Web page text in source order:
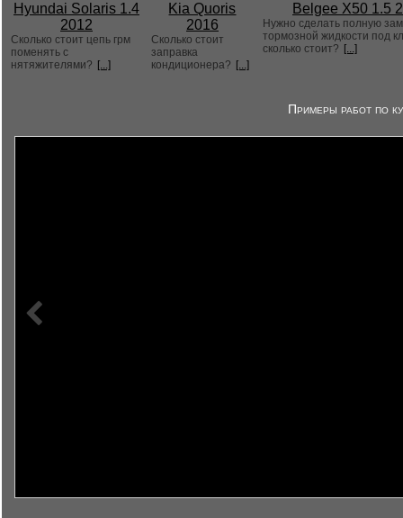
Hyundai Solaris 1.4
2012
Сколько стоит цепь грм
поменять с
нятяжителями? [...]
Kia Quoris
2016
Сколько стоит
заправка
кондиционера? [...]
Belgee X50 1.5
Нужно сделать полную
тормозной жидкости под
сколько стоит? [...]
Примеры работ по